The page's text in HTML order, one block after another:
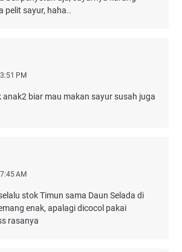
pelit sayur, haha..
PM
anak2 biar mau makan sayur susah juga
AM
stok Timun sama Daun Selada di
enak, apalagi dicocol pakai
rasanya